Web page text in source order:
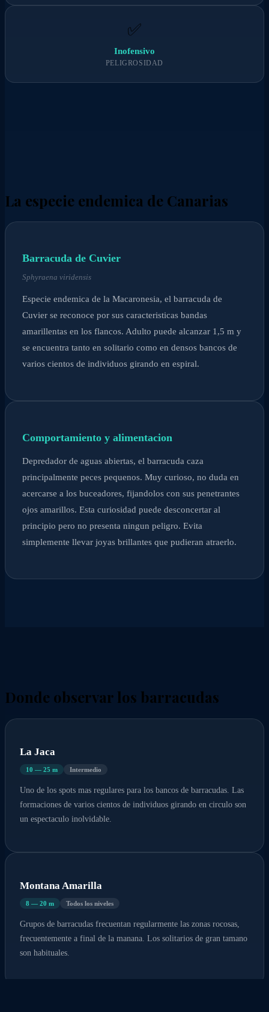
✅
Inofensivo
PELIGROSIDAD
La especie endemica de Canarias
Barracuda de Cuvier
Sphyraena viridensis
Especie endemica de la Macaronesia, el barracuda de
Cuvier se reconoce por sus caracteristicas bandas
amarillentas en los flancos. Adulto puede alcanzar 1,5 m y
se encuentra tanto en solitario como en densos bancos de
varios cientos de individuos girando en espiral.
Comportamiento y alimentacion
Depredador de aguas abiertas, el barracuda caza
principalmente peces pequenos. Muy curioso, no duda en
acercarse a los buceadores, fijandolos con sus penetrantes
ojos amarillos. Esta curiosidad puede desconcertar al
principio pero no presenta ningun peligro. Evita
simplemente llevar joyas brillantes que pudieran atraerlo.
Donde observar los barracudas
La Jaca
10 — 25 m Intermedio
Uno de los spots mas regulares para los bancos de barracudas. Las
formaciones de varios cientos de individuos girando en circulo son
un espectaculo inolvidable.
Montana Amarilla
8 — 20 m Todos los niveles
Grupos de barracudas frecuentan regularmente las zonas rocosas,
frecuentemente a final de la manana. Los solitarios de gran tamano
son habituales.